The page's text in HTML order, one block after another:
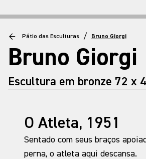
Pátio das Esculturas / Bruno Giorgi
Bruno Giorgi
Escultura em bronze 72 x
O Atleta, 1951
Sentado com seus braços
perna, o atleta aqui descansa.